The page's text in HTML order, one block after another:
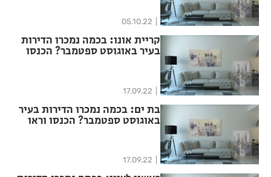
05.10.22
קריית אונו: בכמה נמכרו הדירות
בעיר באוגוסט ספטמבר? הכנסו
17.09.22
בת ים: בכמה נמכרו הדירות בעיר
באוגוסט ספטמבר? הכנסו וראו
17.09.22